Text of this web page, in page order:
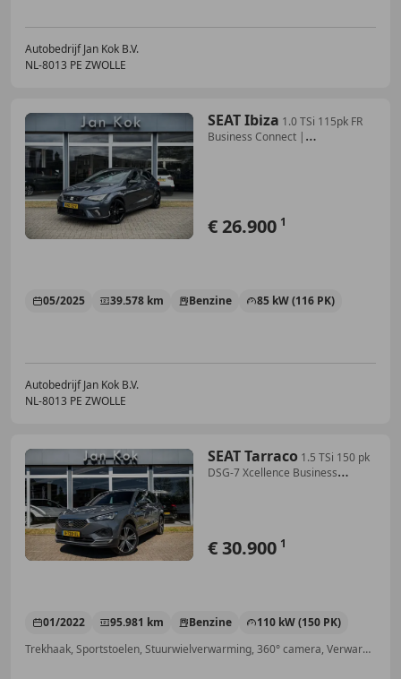
Autobedrijf Jan Kok B.V.
NL-8013 PE ZWOLLE
SEAT Ibiza 1.0 TSi 115pk FR
Business Connect |
€ 26.900 1
05/2025 39.578 km Benzine 85 kW (116 PK)
Autobedrijf Jan Kok B.V.
NL-8013 PE ZWOLLE
SEAT Tarraco 1.5 TSi 150 pk
DSG-7 Xcellence Business
€ 30.900 1
01/2022 95.981 km Benzine
110 kW (150 PK)
Trekhaak, Sportstoelen, Stuurwielverwarming, 360° camera, Verwarming zetels achter, Getinte ramen, Keyless Entry, Airconditioning